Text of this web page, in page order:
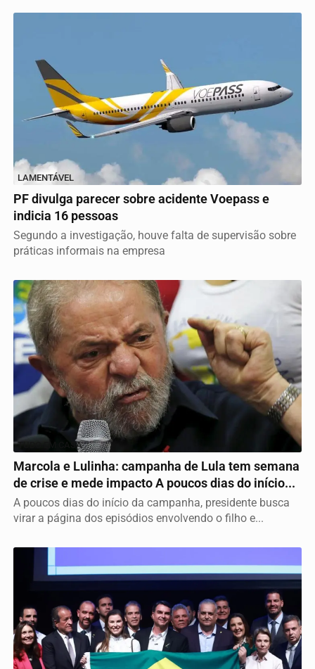
LAMENTÁVEL
PF divulga parecer sobre acidente Voepass e
indicia 16 pessoas
Segundo a investigação, houve falta de supervisão sobre
práticas informais na empresa
TUDO EM CASA
Marcola e Lulinha: campanha de Lula tem semana
de crise e mede impacto A poucos dias do início...
A poucos dias do início da campanha, presidente busca
virar a página dos episódios envolvendo o filho e...